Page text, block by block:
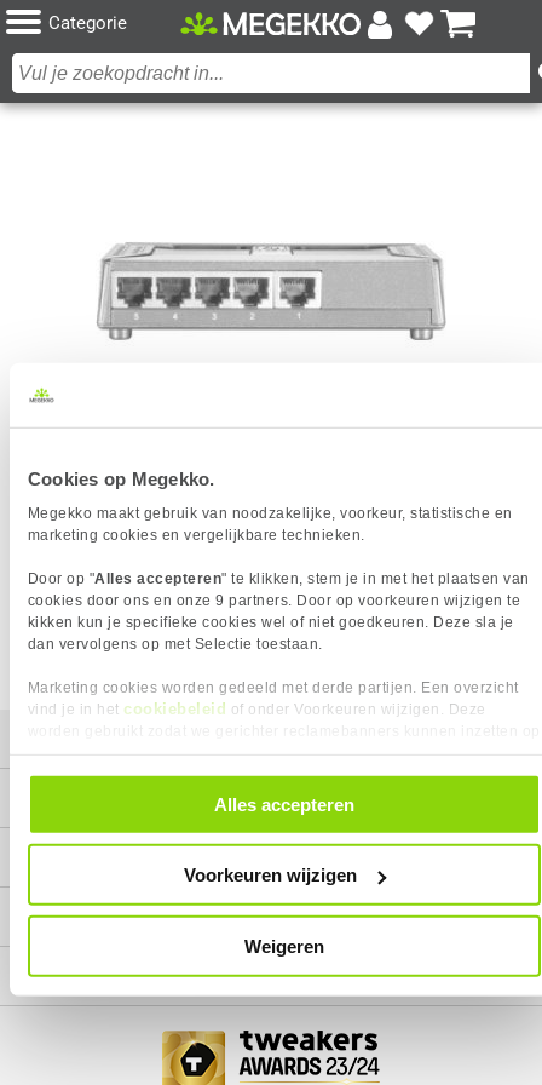
Cookies op Megekko.
Megekko maakt gebruik van noodzakelijke, voorkeur, statistische en
marketing cookies en vergelijkbare technieken.
Door op "Alles accepteren" te klikken, stem je in met het plaatsen van
cookies door ons en onze 9 partners. Door op voorkeuren wijzigen te
kikken kun je specifieke cookies wel of niet goedkeuren. Deze sla je
dan vervolgens op met Selectie toestaan.
Marketing cookies worden gedeeld met derde partijen. Een overzicht
vind je in het cookiebeleid of onder Voorkeuren wijzigen. Deze
alle cookies. Je kunt je gegeven toestemming altijd intrekken, dit doe je
door in de footer van onze website te klikken op ‘Cookievoorkeuren’
Alles accepteren
Voorkeuren wijzigen
Weigeren
Categorie
LEVELONE FSW-0508TX NETWERK SWITCH
Het product dat je zocht is helaas niet meer beschikbaar.
mogelijk leverbaar te houden.Helaas is dit product op dit
moment bij geen van onze leveranciers leverbaar.
We helpen je graag met een ander product uit de categorie
Megekko
Categorieën